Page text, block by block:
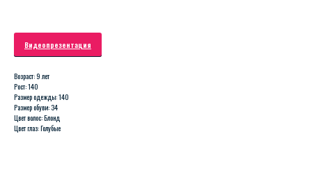
Видеопрезентация
Возраст: 9 лет
Рост: 140
Размер одежды: 140
Размер обуви: 34
Цвет волос: Блонд
Цвет глаз: Голубые